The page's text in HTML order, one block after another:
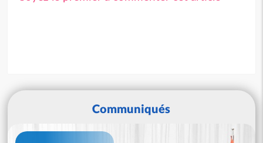
Communiqués